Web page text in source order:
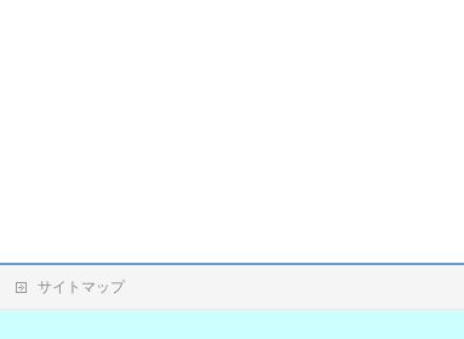
サイトマップ